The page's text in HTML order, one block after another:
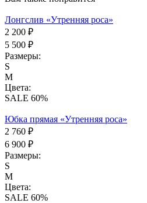
Лонгслив «Утренняя роса»
2 200 ₽
5 500 ₽
Размеры:
S
M
Цвета:
SALE 60%
Юбка прямая «Утренняя роса»
2 760 ₽
6 900 ₽
Размеры:
S
M
Цвета:
SALE 60%